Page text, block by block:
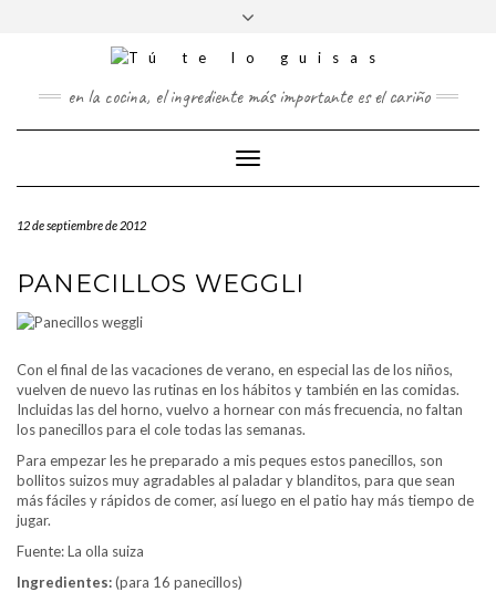
US
FACEBOOK
TWITTER
INSTAGRAM
cabecera
en la cocina, el ingrediente más importante es el cariño
Cambiar
modo
12 de septiembre de 2012
PANECILLOS WEGGLI
Con el final de las vacaciones de verano, en especial las de los niños,
vuelven de nuevo las rutinas en los hábitos y también en las comidas.
Incluidas las del horno, vuelvo a hornear con más frecuencia, no faltan
los panecillos para el cole todas las semanas.
Para empezar les he preparado a mis peques estos panecillos, son
bollitos suizos muy agradables al paladar y blanditos, para que sean
más fáciles y rápidos de comer, así luego en el patio hay más tiempo de
jugar.
Fuente: La olla suiza
Ingredientes:(para 16 panecillos)